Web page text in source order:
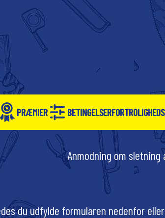
PRÆMIER BETINGELSER
Anmodning om sletning
du udfylde formularen nedenfor